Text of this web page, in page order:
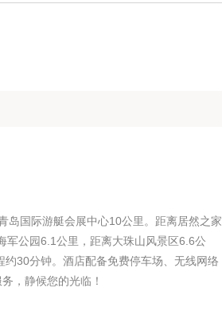
岛国际游艇会展中心10公里。距离居然之家
军公园6.1公里，距离大珠山风景区6.6公
30分钟。酒店配备免费停车场、无线网络
，静候您的光临！